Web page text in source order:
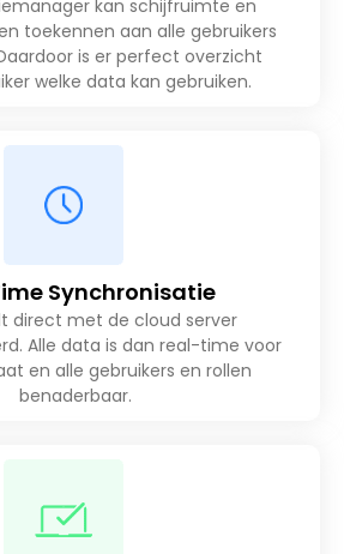
kan schijfruimte en
toekennen aan alle gebruikers
is er perfect overzicht
welke data kan gebruiken.
Synchronisatie
direct met de cloud server
Alle data is dan real-time voor
en alle gebruikers en rollen
benaderbaar.